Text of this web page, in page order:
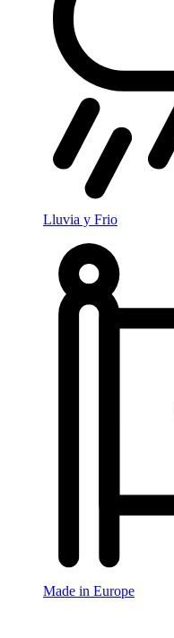
Lluvia y Frio
Made in Europe